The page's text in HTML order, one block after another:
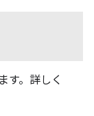
す。詳しく